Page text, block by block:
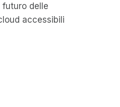
delle
accessibili